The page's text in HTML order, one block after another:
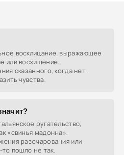
восклицание, выражающее
или восхищение.
сказанного, когда нет
чувства.
ругательство,
«свинья мадонна».
разочарования или
то пошло не так.